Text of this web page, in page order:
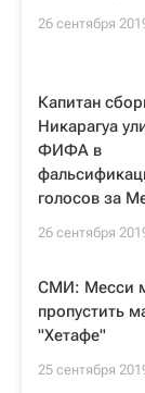
26 сентября
Капитан
Никарагуа
ФИФА в
голосов за
26 сентября
СМИ: Месси
пропустить
"Хетафе"
25 сентября